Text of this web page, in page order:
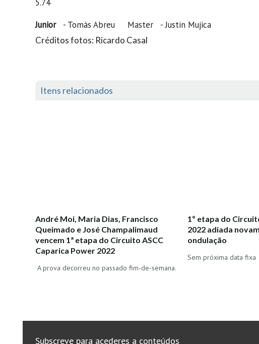
5.74
Junior- Tomás Abreu Master - Justin Mujica
Créditos fotos: Ricardo Casal
Itens relacionados
André Moi, Maria Dias, Francisco
Queimado e José Champalimaud
vencem 1ª etapa do Circuito ASCC
Caparica Power 2022
A prova decorreu no passado fim-de-semana.
1º etapa do
2022 adiada
ondulação
Sem próxima data fixa
Subscreve para acederes a conteúdos